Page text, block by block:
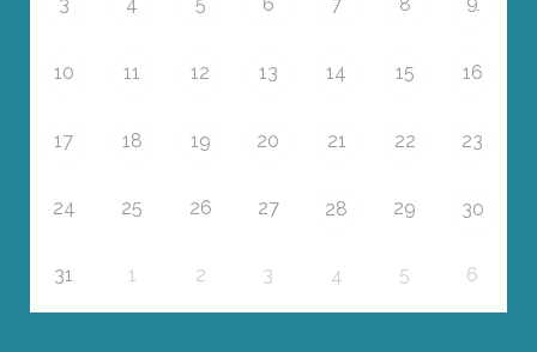
10 11 12 13 14 15 16
17 18 19 20 21 22 23
24 25 26 27 28 29 30
31 1 2 3 4 5 6